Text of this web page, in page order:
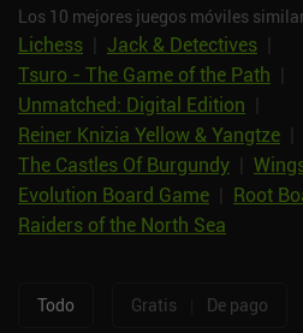
Los 10 mejores juegos móviles
Lichess Jack & Detectives
Tsuro - The Game of the Path
Unmatched: Digital Edition
Reiner Knizia Yellow & Yangtze
The Castles Of Burgundy
Evolution Board Game
Root
Raiders of the North Sea
Todo Gratis De pago